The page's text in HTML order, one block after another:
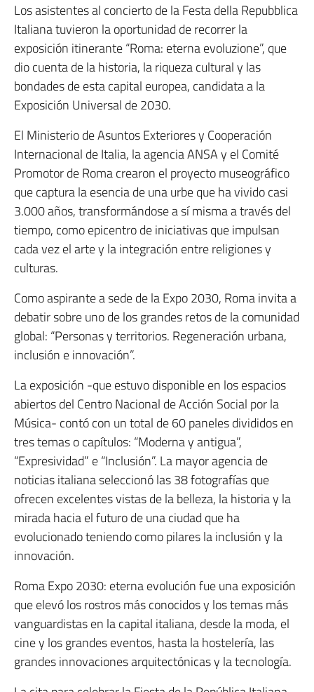
Los asistentes al concierto de la Festa della Repubblica
Italiana tuvieron la oportunidad de recorrer la
exposición itinerante “Roma: eterna evoluzione”, que
dio cuenta de la historia, la riqueza cultural y las
bondades de esta capital europea, candidata a la
Exposición Universal de 2030.
El Ministerio de Asuntos Exteriores y Cooperación
Internacional de Italia, la agencia ANSA y el Comité
Promotor de Roma crearon el proyecto museográfico
que captura la esencia de una urbe que ha vivido casi
3.000 años, transformándose a sí misma a través del
tiempo, como epicentro de iniciativas que impulsan
cada vez el arte y la integración entre religiones y
culturas.
Como aspirante a sede de la Expo 2030, Roma invita a
debatir sobre uno de los grandes retos de la comunidad
global: “Personas y territorios. Regeneración urbana,
inclusión e innovación”.
La exposición -que estuvo disponible en los espacios
abiertos del Centro Nacional de Acción Social por la
Música- contó con un total de 60 paneles divididos en
tres temas o capítulos: “Moderna y antigua”,
“Expresividad” e “Inclusión”. La mayor agencia de
noticias italiana seleccionó las 38 fotografías que
ofrecen excelentes vistas de la belleza, la historia y la
mirada hacia el futuro de una ciudad que ha
evolucionado teniendo como pilares la inclusión y la
innovación.
Roma Expo 2030: eterna evolución fue una exposición
que elevó los rostros más conocidos y los temas más
vanguardistas en la capital italiana, desde la moda, el
cine y los grandes eventos, hasta la hostelería, las
grandes innovaciones arquitectónicas y la tecnología.